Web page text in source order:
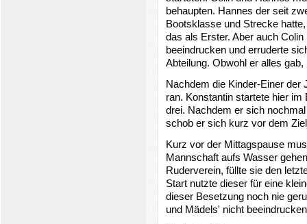
behaupten. Hannes der seit
Bootsklasse und Strecke
das als Erster. Aber auch
beeindrucken und erruderte
Abteilung. Obwohl er alles
Nachdem die Kinder-Einer der
ran. Konstantin startete hier
drei. Nachdem er sich
schob er sich kurz vor dem
Kurz vor der Mittagspause
Mannschaft aufs Wasser
Ruderverein, füllte sie den
Start nutzte dieser für eine
dieser Besetzung noch nie
und Mädels' nicht